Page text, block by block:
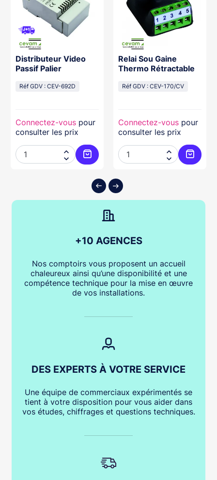
au panier
Distributeur Video
Passif Palier
Réf GDV : CEV-692D
Connectez-vous pour
consulter les prix


Ajouter au panier
Relai Sou Gaine
Thermo Rétractable
Réf GDV : CEV-170/CV
Connectez-vous pour
consulter les prix


+10 AGENCES
Nos comptoirs vous proposent un accueil
chaleureux ainsi qu’une disponibilité et une
compétence technique pour la mise en œuvre
de vos installations.
DES EXPERTS À VOTRE SERVICE
Une équipe de commerciaux expérimentés se
tient à votre disposition pour vous aider dans
vos études, chiffrages et questions techniques.